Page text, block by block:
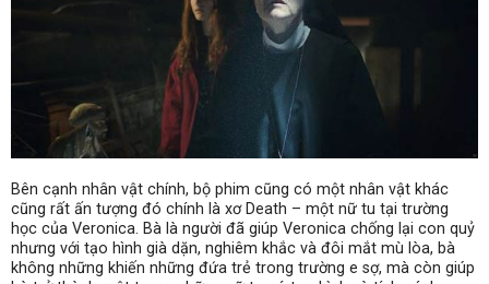
Bên cạnh nhân vật chính, bộ phim cũng có một nhân vật khác
cũng rất ấn tượng đó chính là xơ Death – một nữ tu tại trường
học của Veronica. Bà là người đã giúp Veronica chống lại con quỷ
nhưng với tạo hình già dặn, nghiêm khắc và đôi mắt mù lòa, bà
không những khiến những đứa trẻ trong trường e sợ, mà còn giúp